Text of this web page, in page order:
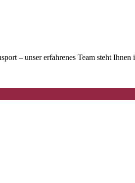
– unser erfahrenes Team steht Ihnen